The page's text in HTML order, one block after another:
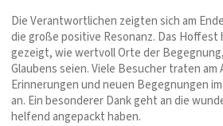
Die Verantwortlichen zeigten sich am
die große positive Resonanz. Das Hoffest
gezeigt, wie wertvoll Orte der
Glaubens seien. Viele Besucher traten am
Erinnerungen und neuen Begegnungen
an. Ein besonderer Dank geht an die
helfend angepackt haben.